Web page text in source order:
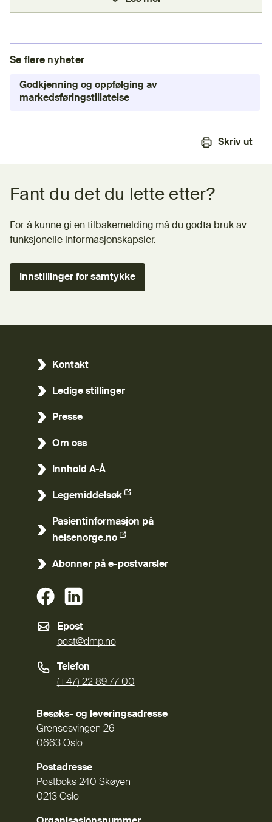
Se flere nyheter
Godkjenning og oppfølging av
markedsføringstillatelse
Skriv ut
Fant du det du lette etter?
For å kunne gi en tilbakemelding må du godta bruk av
funksjonelle informasjonskapsler.
Innstillinger for samtykke
Kontakt
Ledige stillinger
Presse
Om oss
Innhold A-Å
Legemiddelsøk
(Ekstern lenke)
Pasientinformasjon på
helsenorge.no
(Ekstern lenke)
Abonner på e-postvarsler
(Ekstern lenke)
Epost
post@dmp.no
Telefon
(+47) 22 89 77 00
Besøks- og leveringsadresse
Grensesvingen 26
0663 Oslo
Postadresse
Postboks 240 Skøyen
0213 Oslo